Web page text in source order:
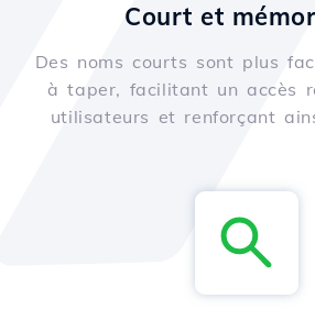
Court et
Des noms courts sont plus
à taper, facilitant un accès
utilisateurs et renforçant